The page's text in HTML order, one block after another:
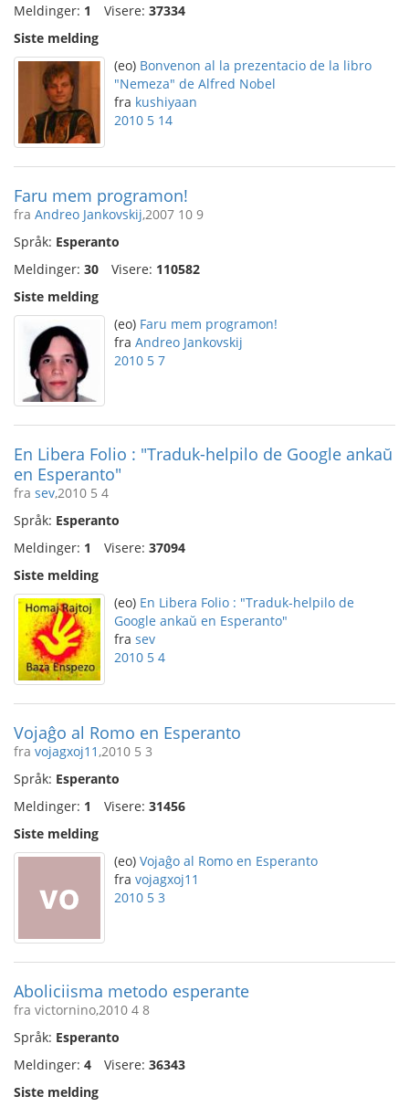
Meldinger: 1 Visere: 37334
Siste melding
(eo) Bonvenon al la prezentacio de la libro
"Nemeza" de Alfred Nobel
fra kushiyaan
2010 5 14
Faru mem programon!
fra Andreo Jankovskij,2007 10 9
Språk: Esperanto
Meldinger: 30 Visere: 110582
Siste melding
(eo) Faru mem programon!
fra Andreo Jankovskij
2010 5 7
En Libera Folio : "Traduk-helpilo de Google ankaŭ
en Esperanto"
fra sev,2010 5 4
Språk: Esperanto
Meldinger: 1 Visere: 37094
Siste melding
(eo) En Libera Folio : "Traduk-helpilo de
Google ankaŭ en Esperanto"
fra sev
2010 5 4
Vojaĝo al Romo en Esperanto
fra vojagxoj11 ,2010 5 3
Språk: Esperanto
Meldinger: 1 Visere: 31456
Siste melding
(eo) Vojaĝo al Romo en Esperanto
fra vojagxoj11
2010 5 3
Aboliciisma metodo esperante
fra victornino,2010 4 8
Språk: Esperanto
Meldinger: 4 Visere: 36343
Siste melding